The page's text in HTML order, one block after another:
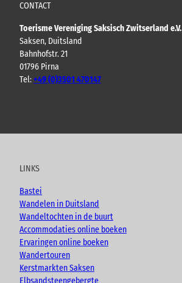
CONTACT
Toerisme Vereniging Saksisch Zwitserland e.V.
Saksen, Duitsland
Bahnhofstr. 21
01796 Pirna
Tel:+49 (0)3501 470147
u
b
e
c
o
k
s
a
m
o
LINKS
Bastei
Wandelen in Duitsland
Wandeltochten in de buurt
Accommodaties online boeken
Ervaringen online boeken
Wandertouren
Kerstmarkten Saksen
Elbsandsteengebergte